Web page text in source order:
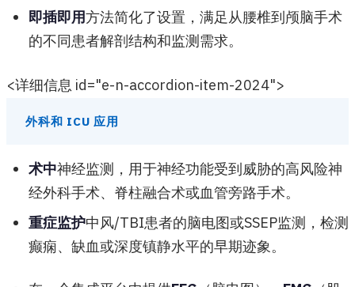
即插即用方法简化了设置，满足从腰椎到颅脑手术
的不同患者解剖结构和监测需求。
<详细信息 id="e-n-accordion-item-2024">
外科和 ICU 应用
术中神经监测，用于神经功能受到威胁的高风险神
经外科手术、脊柱融合术或血管旁路手术。
重症监护中风/TBI患者的脑电图或SSEP监测，检测
癫痫、缺血或深度镇静水平的早期迹象。